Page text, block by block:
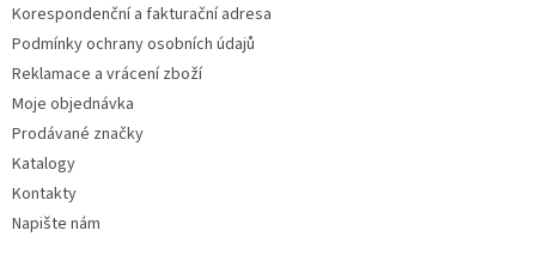
Korespondenční a fakturační adresa
Podmínky ochrany osobních údajů
Reklamace a vrácení zboží
Moje objednávka
Prodávané značky
Katalogy
Kontakty
Napište nám